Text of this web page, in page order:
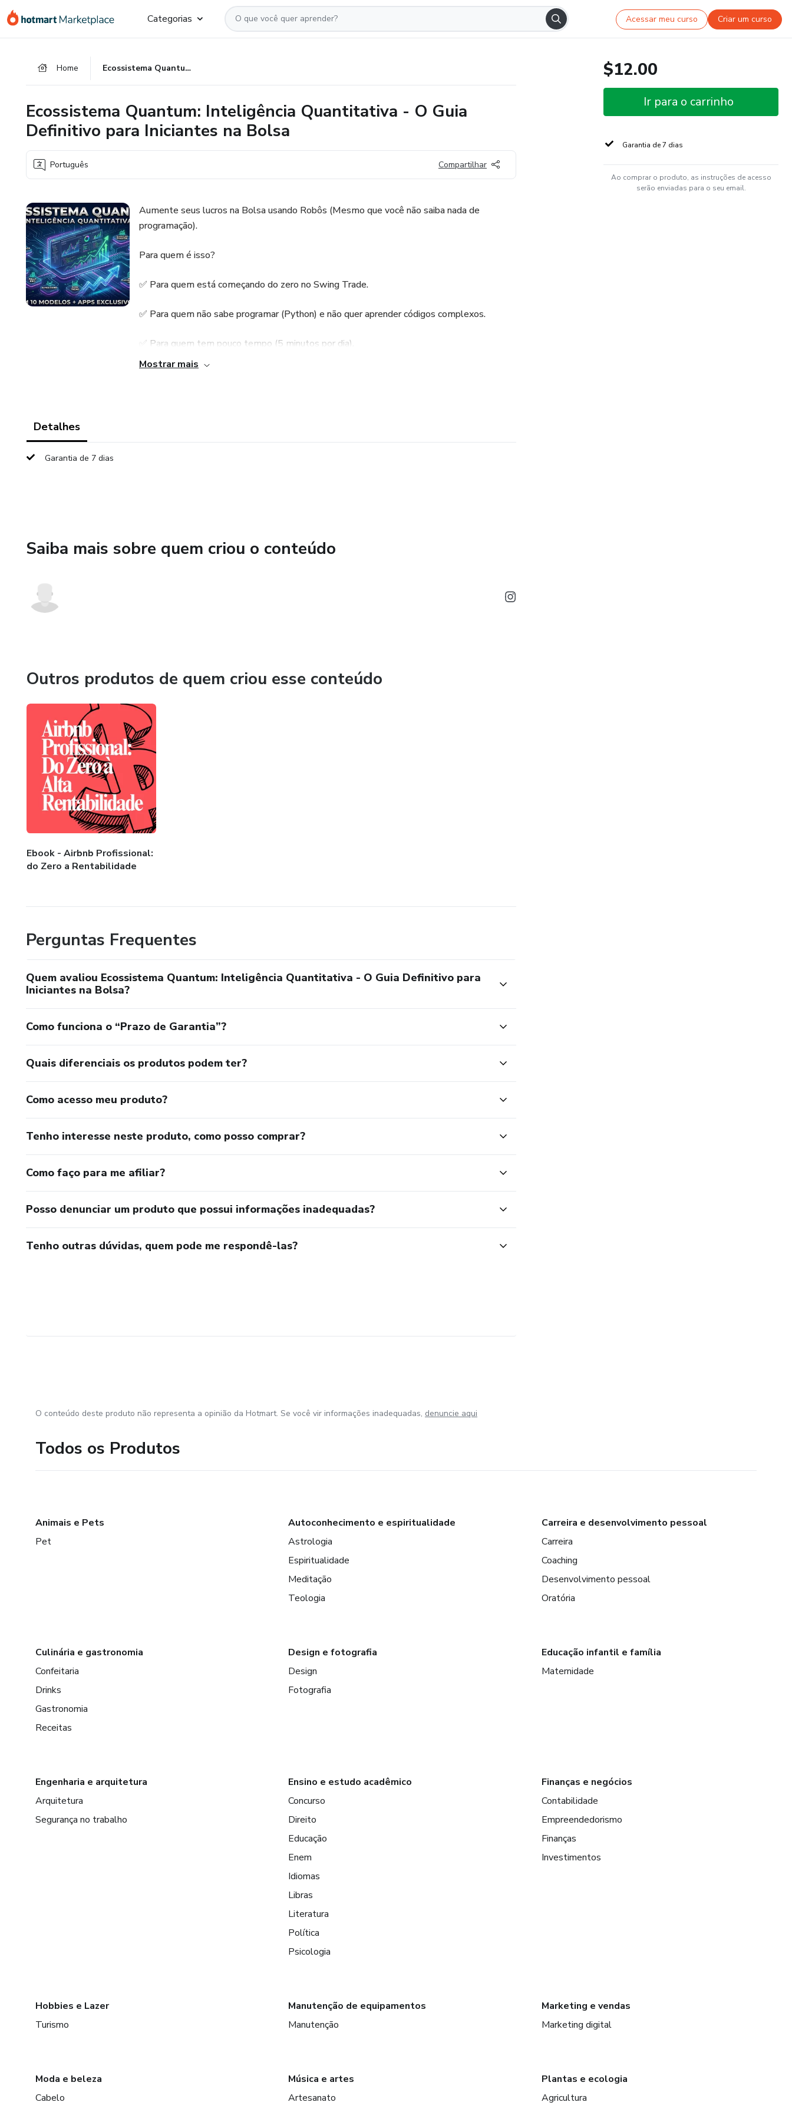
para
para
para
Categorias Acessar meu curso Criar um curso
Home Ecossistema Quantum: Inteligência Quantitativa - O Guia Definitivo para Iniciantes na Bolsa
Ecossistema Quantum: Inteligência Quantitativa - O Guia
Definitivo para Iniciantes na Bolsa
Português Compartilhar
Aumente seus lucros na Bolsa usando Robôs (Mesmo que você não saiba nada de
programação).
Para quem é isso?
✅ Para quem está começando do zero no Swing Trade.
✅ Para quem não sabe programar (Python) e não quer aprender códigos complexos.
✅ Para quem tem pouco tempo (5 minutos por dia).
Mostrar mais
Detalhes
Garantia de 7 dias
Saiba mais sobre quem criou o conteúdo
Outros produtos de quem criou esse conteúdo
Ebook - Airbnb Profissional:
do Zero a Rentabilidade
Perguntas Frequentes
Quem avaliou Ecossistema Quantum: Inteligência Quantitativa - O Guia Definitivo para
Iniciantes na Bolsa?
Como funciona o “Prazo de Garantia”?
Quais diferenciais os produtos podem ter?
Como acesso meu produto?
Tenho interesse neste produto, como posso comprar?
Como faço para me afiliar?
Posso denunciar um produto que possui informações inadequadas?
Tenho outras dúvidas, quem pode me respondê-las?
$12.00
Ir para o carrinho
Garantia de 7 dias
Ao comprar o produto, as instruções de acesso
serão enviadas para o seu email.
O conteúdo deste produto não representa a opinião da Hotmart. Se você vir informações inadequadas, denuncie aqui
Todos os Produtos
Animais e Pets
Pet
Autoconhecimento e espiritualidade
Astrologia
Espiritualidade
Meditação
Teologia
Carreira e desenvolvimento pessoal
Carreira
Coaching
Desenvolvimento pessoal
Oratória
Culinária e gastronomia
Confeitaria
Drinks
Gastronomia
Receitas
Design e fotografia
Design
Fotografia
Educação infantil e família
Maternidade
Engenharia e arquitetura
Arquitetura
Segurança no trabalho
Ensino e estudo acadêmico
Concurso
Direito
Educação
Enem
Idiomas
Libras
Literatura
Política
Psicologia
Finanças e negócios
Contabilidade
Empreendedorismo
Finanças
Investimentos
Hobbies e Lazer
Turismo
Manutenção de equipamentos
Manutenção
Marketing e vendas
Marketing digital
Moda e beleza
Cabelo
Música e artes
Artesanato
Plantas e ecologia
Agricultura